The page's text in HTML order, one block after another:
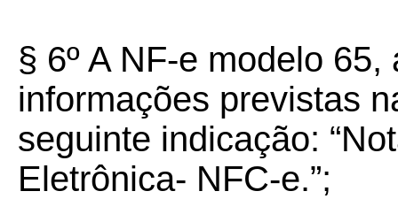
§ 6º A NF-e modelo
informações previstas
seguinte indicação:
Eletrônica- NFC-e.”;